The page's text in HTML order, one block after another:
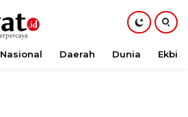
Nasional Daerah Dunia Ekbis